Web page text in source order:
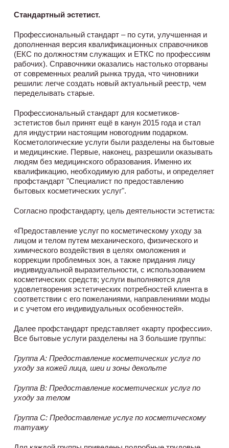
Стандартный эстетист.
Профессиональный стандарт – по сути, улучшенная и
дополненная версия квалификационных справочников
(ЕКС по должностям служащих и ЕТКС по профессиям
рабочих). Справочники оказались настолько оторваны
от современных реалий рынка труда, что чиновники
решили: легче создать новый актуальный реестр, чем
переделывать старые.
Профессиональный стандарт для косметиков-
эстетистов был принят ещё в канун 2015 года и стал
для индустрии настоящим новогодним подарком.
Косметологические услуги были разделены на бытовые
и медицинские. Первые, наконец, разрешили оказывать
людям без медицинского образования. Именно их
квалификацию, необходимую для работы, и определяет
профстандарт "Специалист по предоставлению
бытовых косметических услуг".
Согласно профстандарту, цель деятельности эстетиста:
«Предоставление услуг по косметическому уходу за
лицом и телом путем механического, физического и
химического воздействия в целях омоложения и
коррекции проблемных зон, а также придания лицу
индивидуальной выразительности, с использованием
косметических средств; услуги выполняются для
удовлетворения эстетических потребностей клиента в
соответствии с его пожеланиями, направлениями моды
и с учетом его индивидуальных особенностей».
Далее профстандарт представляет «карту профессии».
Все бытовые услуги разделены на 3 большие группы:
Группа А: Предоставление косметических услуг по
уходу за кожей лица, шеи и зоны декольте
Группа В: Предоставление косметических услуг по
уходу за телом
Группа С: Предоставление услуг по косметическому
татуажу